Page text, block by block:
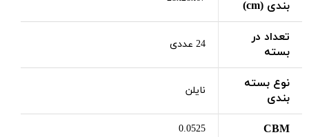
بندی (cm)
تعداد در
بسته
24 عددی
نوع بسته
بندی
نایلن
CBM
0.0525